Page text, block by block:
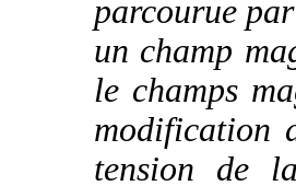
parcourue
un champ
le champs
modification
tension de